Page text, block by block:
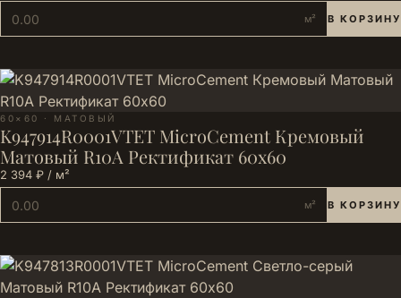
м² В КОРЗИНУ
60×60 · МАТОВЫЙ
K947914R0001VTET MicroCement Кремовый
Матовый R10A Ректификат 60x60
2 394 ₽ / м²
м² В КОРЗИНУ